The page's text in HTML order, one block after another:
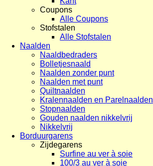
Coupons
Alle Coupons
Stofstalen
Alle Stofstalen
Naalden
Naaldbedraders
Bolletjesnaald
Naalden zonder punt
Naalden met punt
Quiltnaalden
Kralennaalden en Parelnaalden
Stopnaalden
Gouden naalden nikkelvrij
Nikkelvrij
Borduurgarens
Zijdegarens
Surfine au ver à soie
100/3 au ver à soie